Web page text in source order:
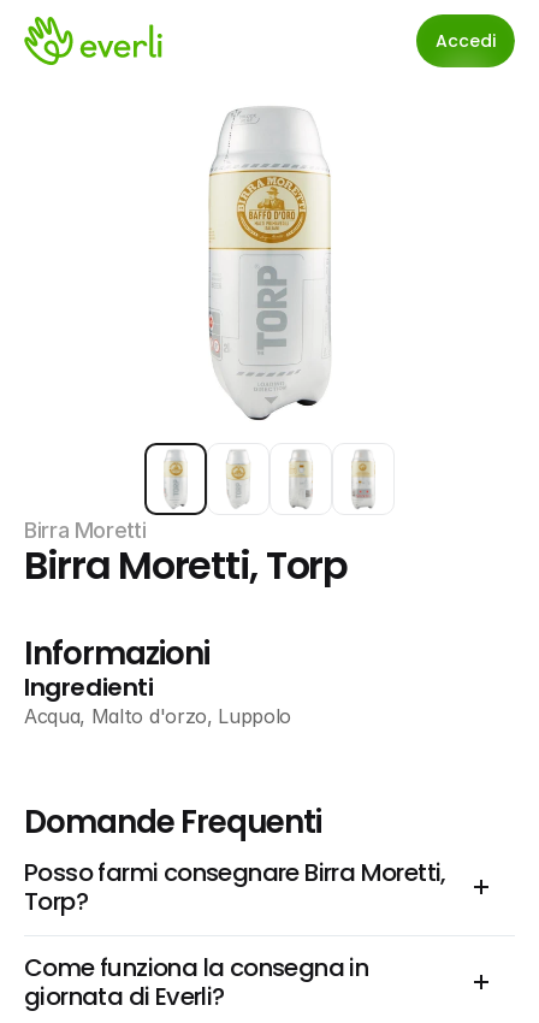
Accedi
Birra Moretti
Birra Moretti, Torp
Informazioni
Ingredienti
Acqua, Malto d'orzo, Luppolo
Domande Frequenti
Posso farmi consegnare Birra Moretti,
Torp?
Come funziona la consegna in
giornata di Everli?